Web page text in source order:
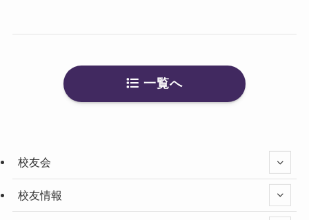
一覧へ
校友会
校友情報